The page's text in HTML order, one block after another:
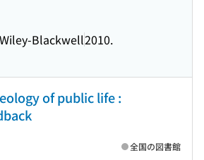
Wiley-Blackwell2010.
of public life :
全国の図書館